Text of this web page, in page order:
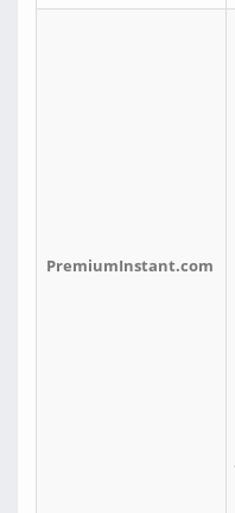
PremiumInstant.com